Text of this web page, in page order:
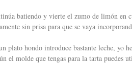
batiendo y vierte el zumo de limón en
sin prisa para que se vaya
plato hondo introduce bastante leche, yo
el molde que tengas para la tarta puedes